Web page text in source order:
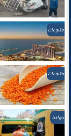
متنوعات
متنوعات
حوادث